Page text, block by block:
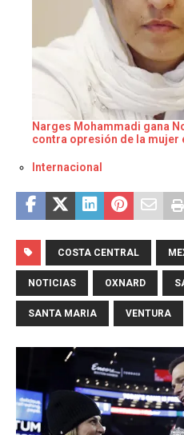
Narges Mohammadi gana
contra opresión de la mujer
Respecto a
Internacional
COSTA CENTRAL
NOTICIAS OXNARD
SANTA MARIA VENTURA